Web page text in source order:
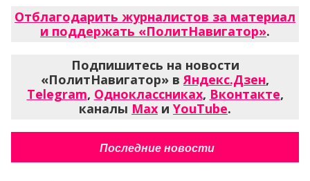
Отблагодарить журналистов за материал
и поддержать «ПолитНавигатор».
Подпишитесь на новости
«ПолитНавигатор» вЯндекс.Дзен,
Telegram, Одноклассниках, Вконтакте,
каналы Max и YouTube.
Последние новости